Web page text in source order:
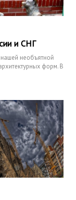
и СНГ
необъятной
форм. В